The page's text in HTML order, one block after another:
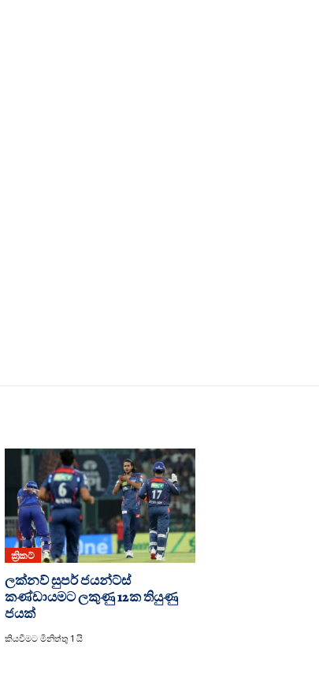
ක්‍රිකට්
ලක්නව් සුපර් ජයන්ට්ස්
කණ්ඩායමට ලකුණු 12ක තියුණු
ජයක්
කියවීමට මිනිත්තු 1 යි